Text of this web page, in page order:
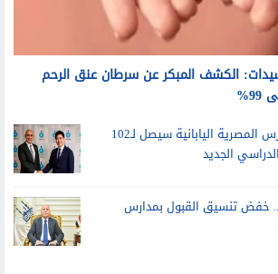
الكشف المبكر عن سرطان عنق الرحم
الجديد
خفض تنسيق القبول بمدارس